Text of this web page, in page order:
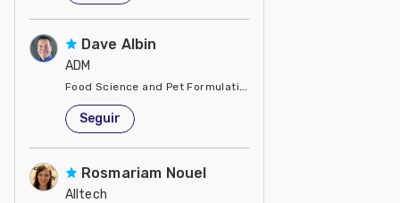
Dave Albin
ADM
Food Science and Pet Formulation
Estados Unidos de América
Seguir
Rosmariam Nouel
Alltech